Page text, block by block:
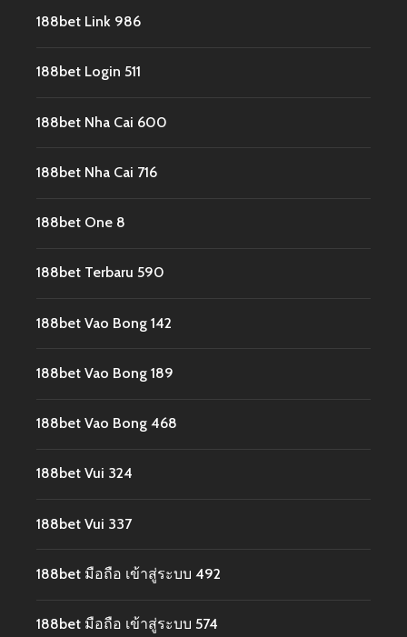
188bet Link 986
188bet Login 511
188bet Nha Cai 600
188bet Nha Cai 716
188bet One 8
188bet Terbaru 590
188bet Vao Bong 142
188bet Vao Bong 189
188bet Vao Bong 468
188bet Vui 324
188bet Vui 337
188bet มือถือ เข้าสู่ระบบ 492
188bet มือถือ เข้าสู่ระบบ 574